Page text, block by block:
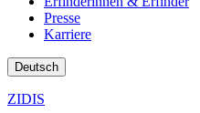
Presse
Karriere
Deutsch
ZIDIS